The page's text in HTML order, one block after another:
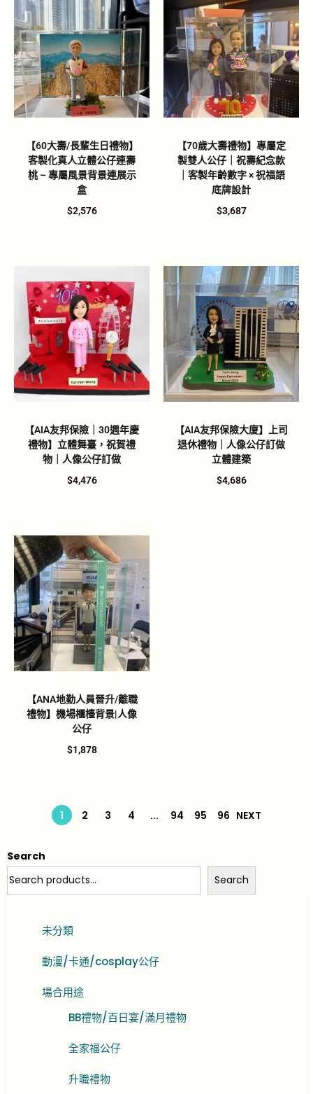
【60大壽/長輩生日禮物】
客製化真人立體公仔連壽
桃 – 專屬風景背景連展示
盒
$2,576
【70歲大壽禮物】專屬定
製雙人公仔｜祝壽紀念款
｜客製年齡數字 × 祝福語
底牌設計
$3,687
【AIA友邦保險｜30週年慶
禮物】立體舞臺，祝賀禮
物｜人像公仔訂做
$4,476
【AIA友邦保險大廈】上司
退休禮物｜人像公仔訂做
立體建築
$4,686
【ANA地勤人員晉升/離職
禮物】機場櫃檯背景|人像
公仔
$1,878
1 2 3 4 ... 94 95 96 NEXT
Search
Search
未分類
動漫/卡通/cosplay公仔
場合用途
BB禮物/百日宴/滿月禮物
全家福公仔
升職禮物